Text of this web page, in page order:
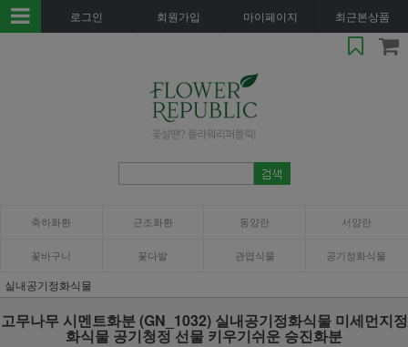
로그인 회원가입 마이페이지 최근본상품
축하화환 근조화환 동양란 서양란
꽃바구니 꽃다발 관엽식물 공기정화식물
실내공기정화식물
고무나무 시멘트화분 (GN_1032) 실내공기정화식물 미세먼지정
화식물 공기청정 선물 키우기쉬운 승진화분